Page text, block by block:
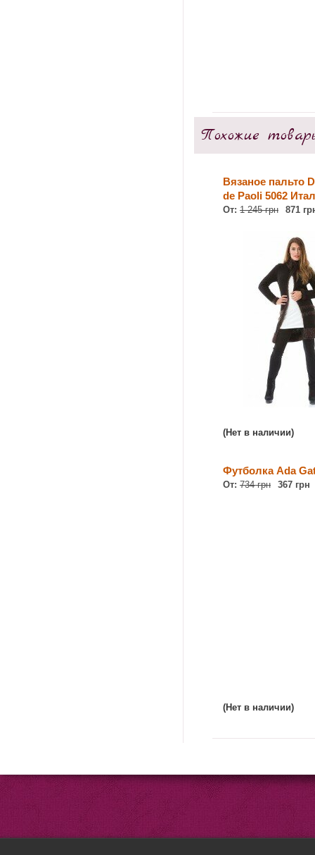
Похожие
Вязаное пальто
de Paoli 5062
От: 1 245 грн 871
(Нет в наличии)
Футболка Ada
От: 734 грн 367 грн
(Нет в наличии)